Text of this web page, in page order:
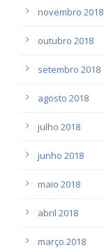
novembro 2018
outubro 2018
setembro 2018
agosto 2018
julho 2018
junho 2018
maio 2018
abril 2018
março 2018